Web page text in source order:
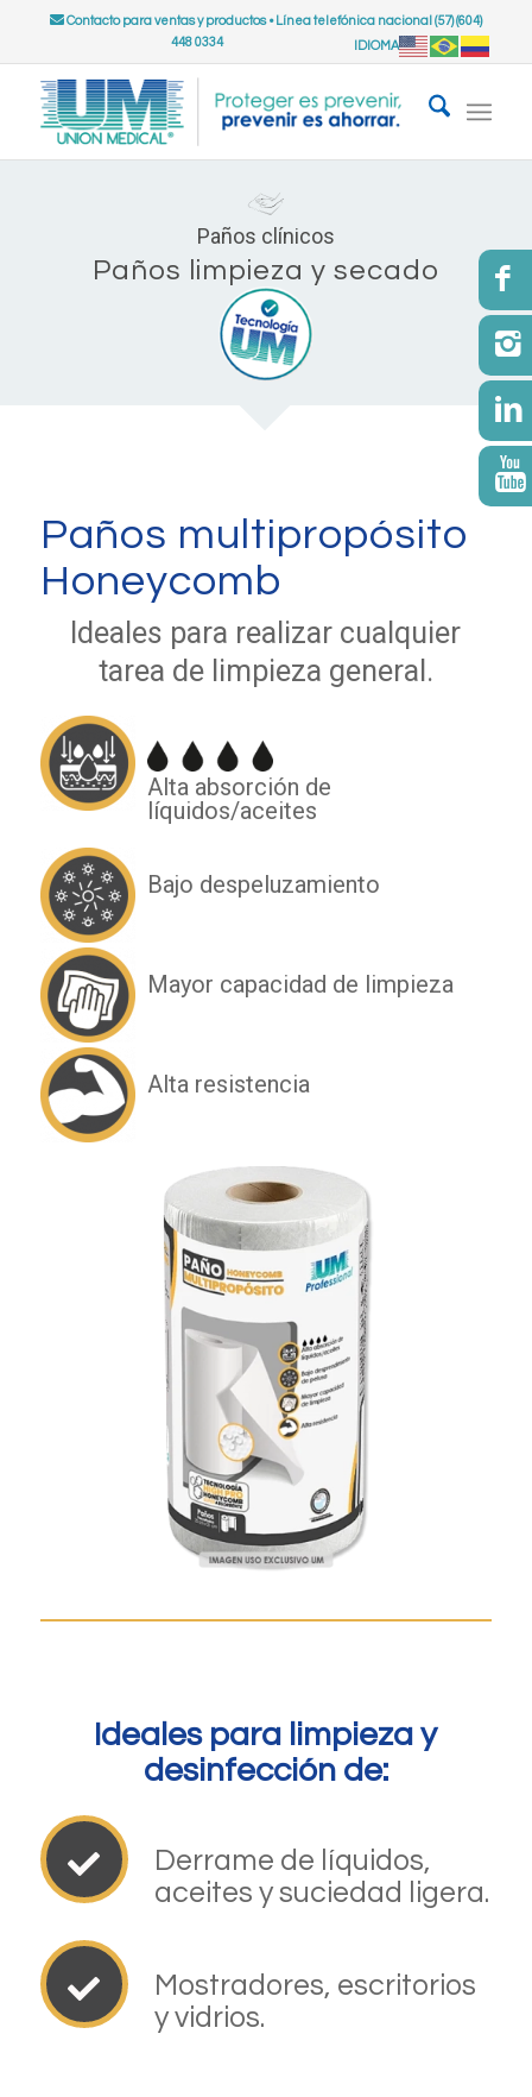
Contacto para ventas y productos• Línea telefónica nacional (57) (604)
448 0334
IDIOMA
Paños clínicos
Paños limpieza y secado
Paños multipropósito
Honeycomb
Ideales para realizar cualquier
tarea de limpieza general.
Alta absorción de
líquidos/aceites
Bajo despeluzamiento
Mayor capacidad de limpieza
Alta resistencia
Ideales para limpieza y
desinfección de:
Derrame de líquidos,
aceites y suciedad ligera.
Mostradores, escritorios
y vidrios.